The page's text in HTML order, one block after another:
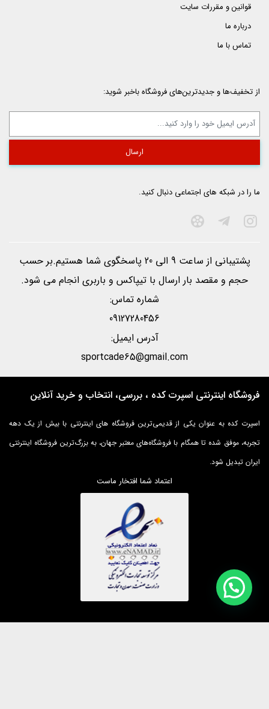
قوانین و مقررات سایت
درباره ما
تماس با ما
از تخفیف‌ها و جدیدترین‌های فروشگاه باخبر شوید:
ما را در شبکه های اجتماعی دنبال کنید.
پشتیبانی از ساعت 9 الی 20 پاسخگوی شما هستیم.بر حسب
حجم و مقصد بار ارسال با تيپاكس و باربری انجام می شود.
شماره تماس:
09127280456
آدرس ایمیل:
sportcade65@gmail.com
فروشگاه اینترنتی اسپرت کده ، بررسی، انتخاب و خرید آنلاین
اسپرت کده به عنوان یکی از قدیمی‌ترین فروشگاه های اینترنتی با بیش از یک دهه
تجربه، موفق شده تا همگام با فروشگاه‌های معتبر جهان، به بزرگ‌ترین فروشگاه اینترنتی
ایران تبدیل شود.
اعتماد شما افتخار ماست